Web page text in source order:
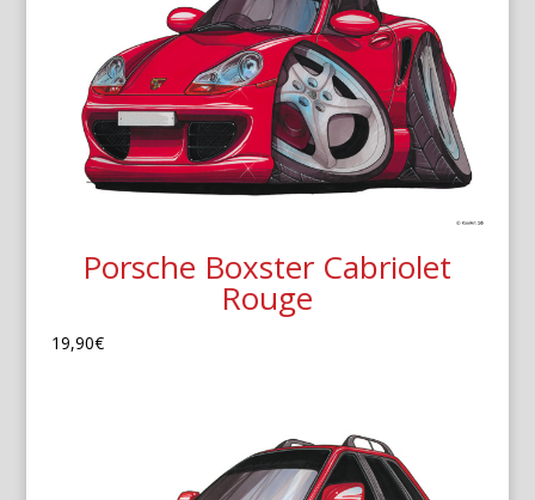
Porsche Boxster Cabriolet
Rouge
19,90€